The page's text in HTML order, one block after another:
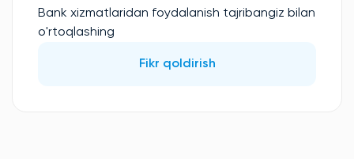
Bank xizmatlaridan foydalanish tajribangiz bilan
o'rtoqlashing
Fikr qoldirish